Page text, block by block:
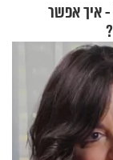
- איך אפשר